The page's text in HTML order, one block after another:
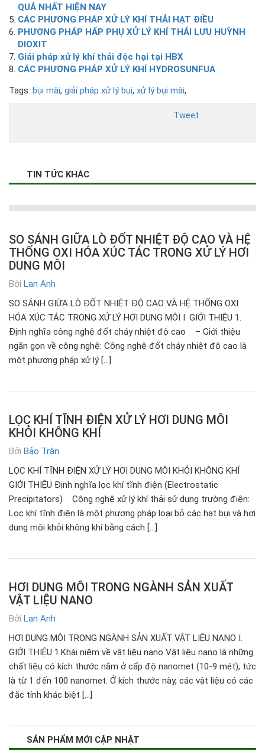
QUẢ NHẤT HIỆN NAY
CÁC PHƯƠNG PHÁP XỬ LÝ KHÍ THẢI HẠT ĐIỀU
PHƯƠNG PHÁP HẤP PHỤ XỬ LÝ KHÍ THẢI LƯU HUỲNH
DIOXIT
Giải pháp xử lý khí thải độc hại tại HBX
CÁC PHƯƠNG PHÁP XỬ LÝ KHÍ HYDROSUNFUA
Tags: bụi mài, giải pháp xử lý bụi, xử lý bụi mài,
Tweet
TIN TỨC KHÁC
SO SÁNH GIỮA LÒ ĐỐT NHIỆT ĐỘ CAO VÀ HỆ
THỐNG OXI HÓA XÚC TÁC TRONG XỬ LÝ HƠI
DUNG MÔI
Bởi Lan Anh
SO SÁNH GIỮA LÒ ĐỐT NHIỆT ĐỘ CAO VÀ HỆ THỐNG OXI
HÓA XÚC TÁC TRONG XỬ LÝ HƠI DUNG MÔI I. GIỚI THIỆU 1.
Định nghĩa công nghệ đốt cháy nhiệt độ cao – Giới thiệu
ngắn gọn về công nghệ: Công nghệ đốt cháy nhiệt độ cao là
một phương pháp xử lý […]
LỌC KHÍ TĨNH ĐIỆN XỬ LÝ HƠI DUNG MÔI
KHỎI KHÔNG KHÍ
Bởi Bảo Trân
LỌC KHÍ TĨNH ĐIỆN XỬ LÝ HƠI DUNG MÔI KHỎI KHÔNG KHÍ
GIỚI THIỆU Định nghĩa lọc khí tĩnh điện (Electrostatic
Precipitators) Công nghệ xử lý khí thải sử dụng trường điện:
Lọc khí tĩnh điện là một phương pháp loại bỏ các hạt bụi và hơi
dung môi khỏi không khí bằng cách […]
HƠI DUNG MÔI TRONG NGÀNH SẢN XUẤT
VẬT LIỆU NANO
Bởi Lan Anh
HƠI DUNG MÔI TRONG NGÀNH SẢN XUẤT VẬT LIỆU NANO I.
GIỚI THIỆU 1.Khái niệm về vật liệu nano Vật liệu nano là những
chất liệu có kích thước nằm ở cấp độ nanomet (10-9 mét), tức
là từ 1 đến 100 nanomet. Ở kích thước này, các vật liệu có các
đặc tính khác biệt […]
SẢN PHẨM MỚI CẬP NHẬT